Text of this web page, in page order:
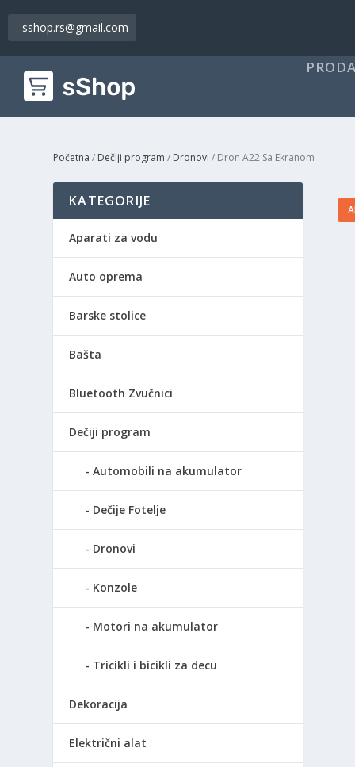
sshop.rs@gmail.com
Početna / Dečiji program / Dronovi / Dron A22 Sa Ekranom
KATEGORIJE
Aparati za vodu
Auto oprema
Barske stolice
Bašta
Bluetooth Zvučnici
Dečiji program
Automobili na akumulator
Dečije Fotelje
Dronovi
Konzole
Motori na akumulator
Tricikli i bicikli za decu
Dekoracija
Električni alat